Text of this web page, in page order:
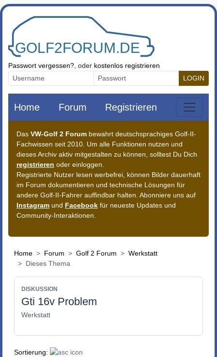
Zum Inhalt springen
Passwort vergessen? , oder kostenlos registrieren
LOGIN
Home Forum Registrieren
Das VW-Golf 2 Forum bewahrt deutschsprachiges Golf-II-
Fachwissen seit 2010. Um alle Funktionen nutzen und
dieses Archiv aktiv mitgestalten zu können, solltest Du Dich
registrieren oder einloggen.
Registrierte Nutzer lesen werbefrei, können Bilder dauerhaft
im Forum dokumentieren und technische Lösungen für
andere Golf-II-Fahrer auffindbar halten. Abonniere uns auf
Instagram und Facebook für neueste Updates und
Community-Interaktionen.
Home Forum Golf 2 Forum
Werkstatt
Dieses Thema
DISKUSSION
Gti 16v Problem
Werkstatt
Sortierung: